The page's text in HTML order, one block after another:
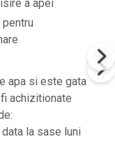
a apei
apa si este gata
achizitionate
la sase luni